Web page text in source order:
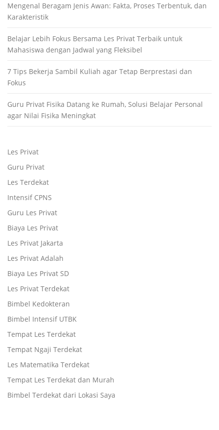
Mengenal Beragam Jenis Awan: Fakta, Proses Terbentuk, dan
Karakteristik
Belajar Lebih Fokus Bersama Les Privat Terbaik untuk
Mahasiswa dengan Jadwal yang Fleksibel
7 Tips Bekerja Sambil Kuliah agar Tetap Berprestasi dan
Fokus
Guru Privat Fisika Datang ke Rumah, Solusi Belajar Personal
agar Nilai Fisika Meningkat
Les Privat
Guru Privat
Les Terdekat
Intensif CPNS
Guru Les Privat
Biaya Les Privat
Les Privat Jakarta
Les Privat Adalah
Biaya Les Privat SD
Les Privat Terdekat
Bimbel Kedokteran
Bimbel Intensif UTBK
Tempat Les Terdekat
Tempat Ngaji Terdekat
Les Matematika Terdekat
Tempat Les Terdekat dan Murah
Bimbel Terdekat dari Lokasi Saya